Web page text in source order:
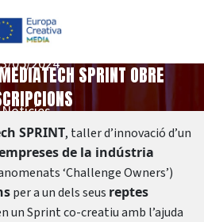
Notícies
SPRINT OBRE
05/2024
SPRINT, taller d’innovació d’un
de la indústria
‘Challenge Owners’)
per a un dels seus reptes
un Sprint co-creatiu amb l’ajuda